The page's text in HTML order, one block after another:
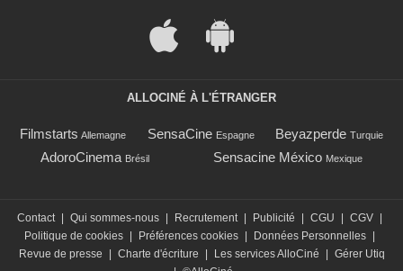
ALLOCINÉ À L'ÉTRANGER
Filmstarts Allemagne SensaCine Espagne Beyazperde Turquie
AdoroCinema Brésil Sensacine México Mexique
Contact Qui sommes-nous Recrutement Publicité CGU CGV
Politique de cookies
Préférences cookies Données Personnelles
Revue de presse
Charte d'écriture Les services AlloCiné
Gérer Utiq